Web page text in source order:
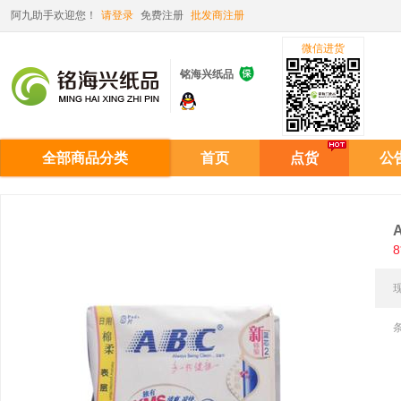
阿九助手欢迎您！ 请登录 免费注册 批发商注册
铭海兴纸品 
微信进货
全部商品分类 首页 点货 公